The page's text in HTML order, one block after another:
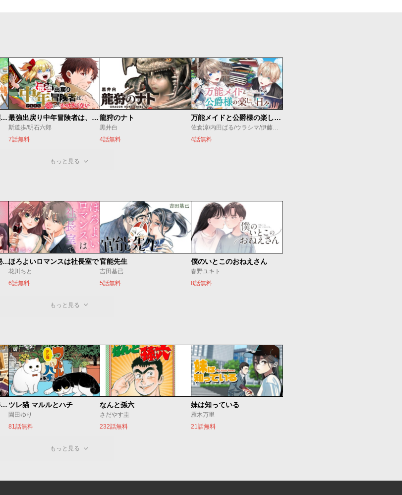
婚約破棄された飯炊き令嬢の私は冷酷公爵と専属契約しました～ですが胃袋を掴んだ結果、冷たかった公爵様がどんどん優しくなっています～ 最強出戻り中年冒険者は、今さら命なんてかけたくない
斯道歩/明石六郎
7話無料
龍狩のナト
黒井白
4話無料
万能メイドと公爵様の楽しい日々
佐倉涼/内田ぱる/ウラシマ/伊藤テリヤキ
4話無料
もっと見る
ゼロ婚 ～甘くキケンな極秘任務～ほろよいロマンスは社長室で
花川ちと
6話無料
官能先生
吉田基已
5話無料
僕のいとこのおねえさん
春野ユキト
8話無料
もっと見る
今夜もシリアルキラーと待ち合わせ ツレ猫 マルルとハチ
園田ゆり
81話無料
なんと孫六
さだやす圭
232話無料
妹は知っている
雁木万里
21話無料
もっと見る